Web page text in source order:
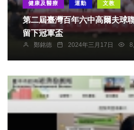
健康及醫療 運動 文教
第二屆臺灣百年六中高爾夫球聯盟聯
留下冠軍盃
鄭銘德 2024年三月17日